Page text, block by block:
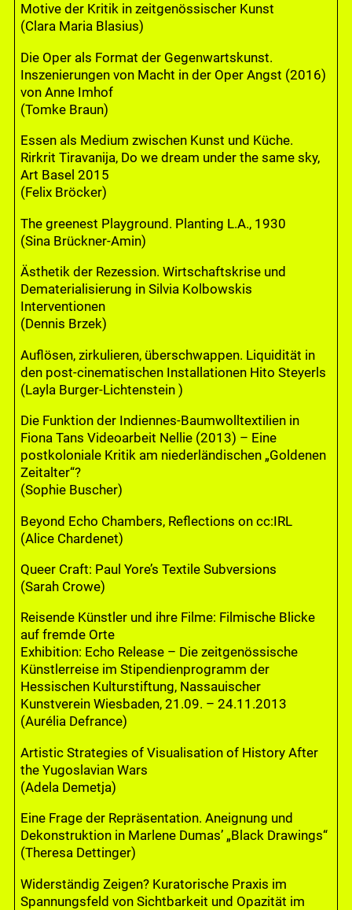
Motive der Kritik in zeitgenössischer Kunst
(Clara Maria Blasius)
Die Oper als Format der Gegenwartskunst.
Inszenierungen von Macht in der Oper Angst (2016)
von Anne Imhof
(Tomke Braun)
Essen als Medium zwischen Kunst und Küche.
Rirkrit Tiravanija, Do we dream under the same sky,
Art Basel 2015
(Felix Bröcker)
The greenest Playground. Planting L.A., 1930
(Sina Brückner-Amin)
Ästhetik der Rezession. Wirtschaftskrise und
Dematerialisierung in Silvia Kolbowskis
Interventionen
(Dennis Brzek)
Auflösen, zirkulieren, überschwappen. Liquidität in
den post-cinematischen Installationen Hito Steyerls
(Layla Burger-Lichtenstein )
Die Funktion der Indiennes-Baumwolltextilien in
Fiona Tans Videoarbeit Nellie (2013) – Eine
postkoloniale Kritik am niederländischen „Goldenen
Zeitalter“?
(Sophie Buscher)
Beyond Echo Chambers, Reflections on cc:IRL
(Alice Chardenet)
Queer Craft: Paul Yore’s Textile Subversions
(Sarah Crowe)
Reisende Künstler und ihre Filme: Filmische Blicke
auf fremde Orte
Exhibition: Echo Release – Die zeitgenössische
Künstlerreise im Stipendienprogramm der
Hessischen Kulturstiftung, Nassauischer
Kunstverein Wiesbaden, 21.09. – 24.11.2013
(Aurélia Defrance)
Artistic Strategies of Visualisation of History After
the Yugoslavian Wars
(Adela Demetja)
Eine Frage der Repräsentation. Aneignung und
Dekonstruktion in Marlene Dumas’ „Black Drawings“
(Theresa Dettinger)
Widerständig Zeigen? Kuratorische Praxis im
Spannungsfeld von Sichtbarkeit und Opazität im